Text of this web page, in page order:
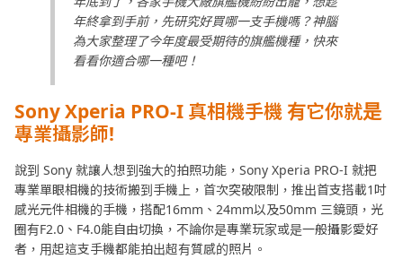
年終拿到手前，先研究好買哪一支手機嗎？神腦
為大家整理了今年度最受期待的旗艦機種，快來
看看你適合哪一種吧！
Sony Xperia PRO-I 真相機手機 有它你就是
專業攝影師!
說到 Sony 就讓人想到強大的拍照功能，Sony Xperia PRO-I 就把
專業單眼相機的技術搬到手機上，首次突破限制，推出首支搭載1吋
感光元件相機的手機，搭配16mm、24mm以及50mm 三鏡頭，光
圈有F2.0、F4.0能自由切換，不論你是專業玩家或是一般攝影愛好
者，用起這支手機都能拍出超有質感的照片。